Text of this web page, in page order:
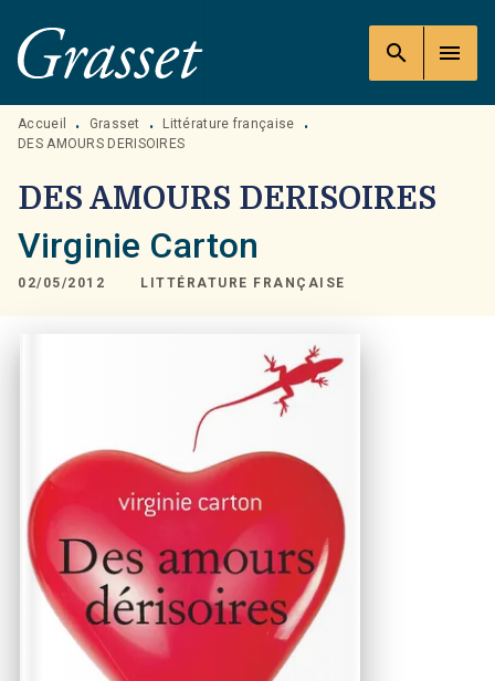
MENU RECHERCHE
PIED DE PAGE
search menu
Accueil • Grasset • Littérature française
•
DES AMOURS DERISOIRES
DES AMOURS DERISOIRES
Virginie Carton
02/05/2012 LITTÉRATURE FRANÇAISE